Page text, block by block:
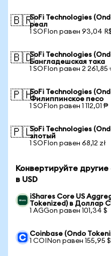
🇧🇷SoFi Technologies
реал
1 SOFIon равен 93,04
🇧🇩SoFi Technologies
Бангладешская така
1 SOFIon равен 2 261,85
🇵🇭SoFi Technologies
Филиппинское песо
1 SOFIon равен 1 112,01 ₱
🇵🇱SoFi Technologies
злотый
1 SOFIon равен 68,12 zł
Конвертируйте
в USD
iShares Core US
Tokenized) в Доллар
1 AGGon равен 101,34 $
Coinbase (Ondo
1 COINon равен 155,95 $